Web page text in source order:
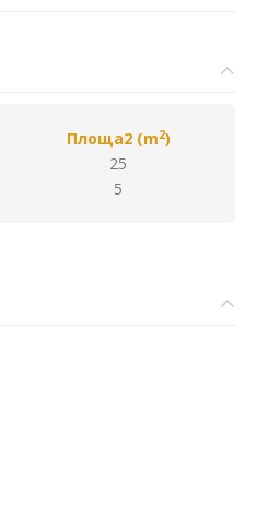
Площа2 (m2)
25
5